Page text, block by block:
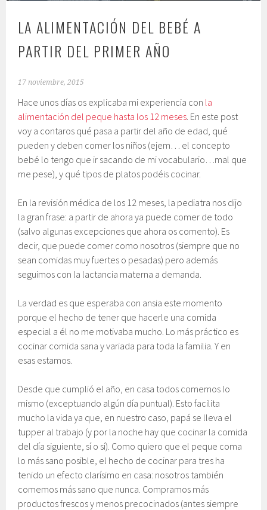
LA ALIMENTACIÓN DEL BEBÉ A
PARTIR DEL PRIMER AÑO
17 noviembre, 2015
Hace unos días os explicaba mi experiencia con la
alimentación del peque hasta los 12 meses . En este post
voy a contaros qué pasa a partir del año de edad, qué
pueden y deben comer los niños (ejem… el concepto
bebé lo tengo que ir sacando de mi vocabulario…mal que
me pese), y qué tipos de platos podéis cocinar.
En la revisión médica de los 12 meses, la pediatra nos dijo
la gran frase: a partir de ahora ya puede comer de todo
(salvo algunas excepciones que ahora os comento). Es
decir, que puede comer como nosotros (siempre que no
sean comidas muy fuertes o pesadas) pero además
seguimos con la lactancia materna a demanda.
La verdad es que esperaba con ansia este momento
porque el hecho de tener que hacerle una comida
especial a él no me motivaba mucho. Lo más práctico es
cocinar comida sana y variada para toda la familia. Y en
esas estamos.
Desde que cumplió el año, en casa todos comemos lo
mismo (exceptuando algún día puntual). Esto facilita
mucho la vida ya que, en nuestro caso, papá se lleva el
tupper al trabajo (y por la noche hay que cocinar la comida
del día siguiente, sí o sí). Como quiero que el peque coma
lo más sano posible, el hecho de cocinar para tres ha
tenido un efecto clarísimo en casa: nosotros también
comemos más sano que nunca. Compramos más
productos frescos y menos precocinados (antes siempre